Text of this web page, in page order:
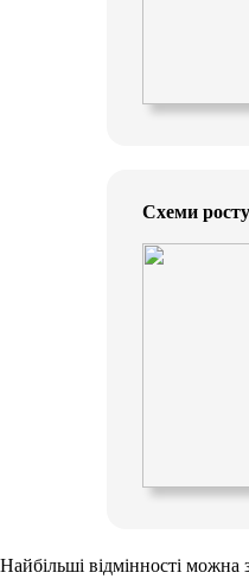
Схеми росту
Найбільші відмінності